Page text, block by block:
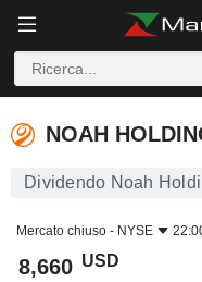
NOAH HOLDINGS
NOAH
Dividendo Noah
Mercato chiuso - NYSE
8,660 USD